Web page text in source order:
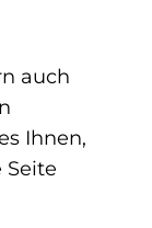
auch
Ihnen,
Seite